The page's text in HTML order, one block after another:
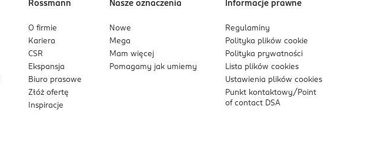
Rossmann
O firmie
Kariera
CSR
Ekspansja
Biuro prasowe
Złóż ofertę
Inspiracje
Nasze oznaczenia
Nowe
Mega
Mam więcej
Pomagamy jak umiemy
Informacje prawne
Regulaminy
Polityka plikówcookie
Polityka prywatności
Lista plikówcookies
Ustawienia plikówcookies
Punkt kontaktowy/ Point
of contact DSA